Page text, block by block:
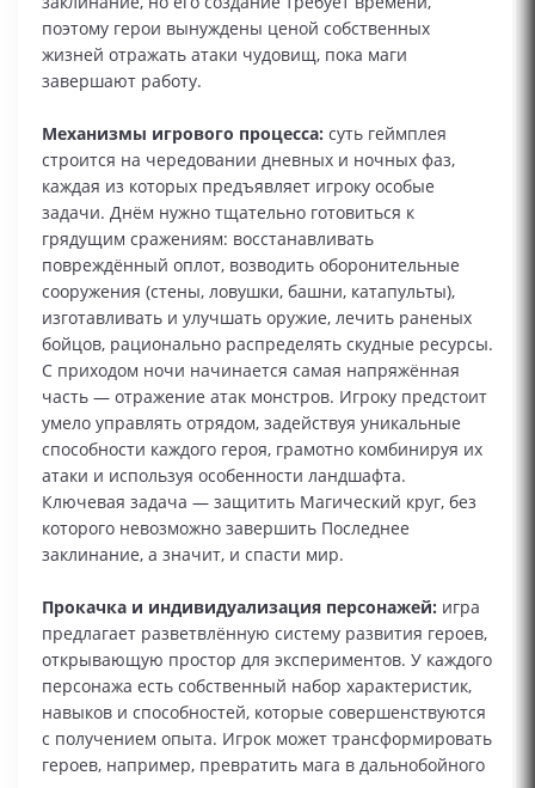
поэтому герои вынуждены ценой собственных
жизней отражать атаки чудовищ, пока маги
завершают работу.
Механизмы игрового процесса: суть геймплея
строится на чередовании дневных и ночных фаз,
каждая из которых предъявляет игроку особые
задачи. Днём нужно тщательно готовиться к
грядущим сражениям: восстанавливать
повреждённый оплот, возводить оборонительные
сооружения (стены, ловушки, башни, катапульты),
изготавливать и улучшать оружие, лечить раненых
бойцов, рационально распределять скудные ресурсы.
С приходом ночи начинается самая напряжённая
часть — отражение атак монстров. Игроку предстоит
умело управлять отрядом, задействуя уникальные
способности каждого героя, грамотно комбинируя их
атаки и используя особенности ландшафта.
Ключевая задача — защитить Магический круг, без
которого невозможно завершить Последнее
заклинание, а значит, и спасти мир.
Прокачка и индивидуализация персонажей: игра
предлагает разветвлённую систему развития героев,
открывающую простор для экспериментов. У каждого
персонажа есть собственный набор характеристик,
навыков и способностей, которые совершенствуются
с получением опыта. Игрок может трансформировать
героев, например, превратить мага в дальнобойного